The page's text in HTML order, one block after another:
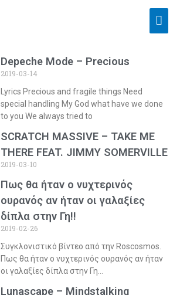
Depeche Mode – Precious
2019-03-14
Lyrics Precious and fragile things Need
special handling My God what have we done
to you We always tried to
SCRATCH MASSIVE – TAKE ME
THERE FEAT. JIMMY SOMERVILLE
2019-03-10
Πως θα ήταν ο νυχτερινός
ουρανός αν ήταν οι γαλαξίες
δίπλα στην Γη!!
2019-02-26
Συγκλονιστικό βίντεο από την Roscosmos.
Πως θα ήταν ο νυχτερινός ουρανός αν ήταν
οι γαλαξίες δίπλα στην Γη…
Lunascape – Mindstalking